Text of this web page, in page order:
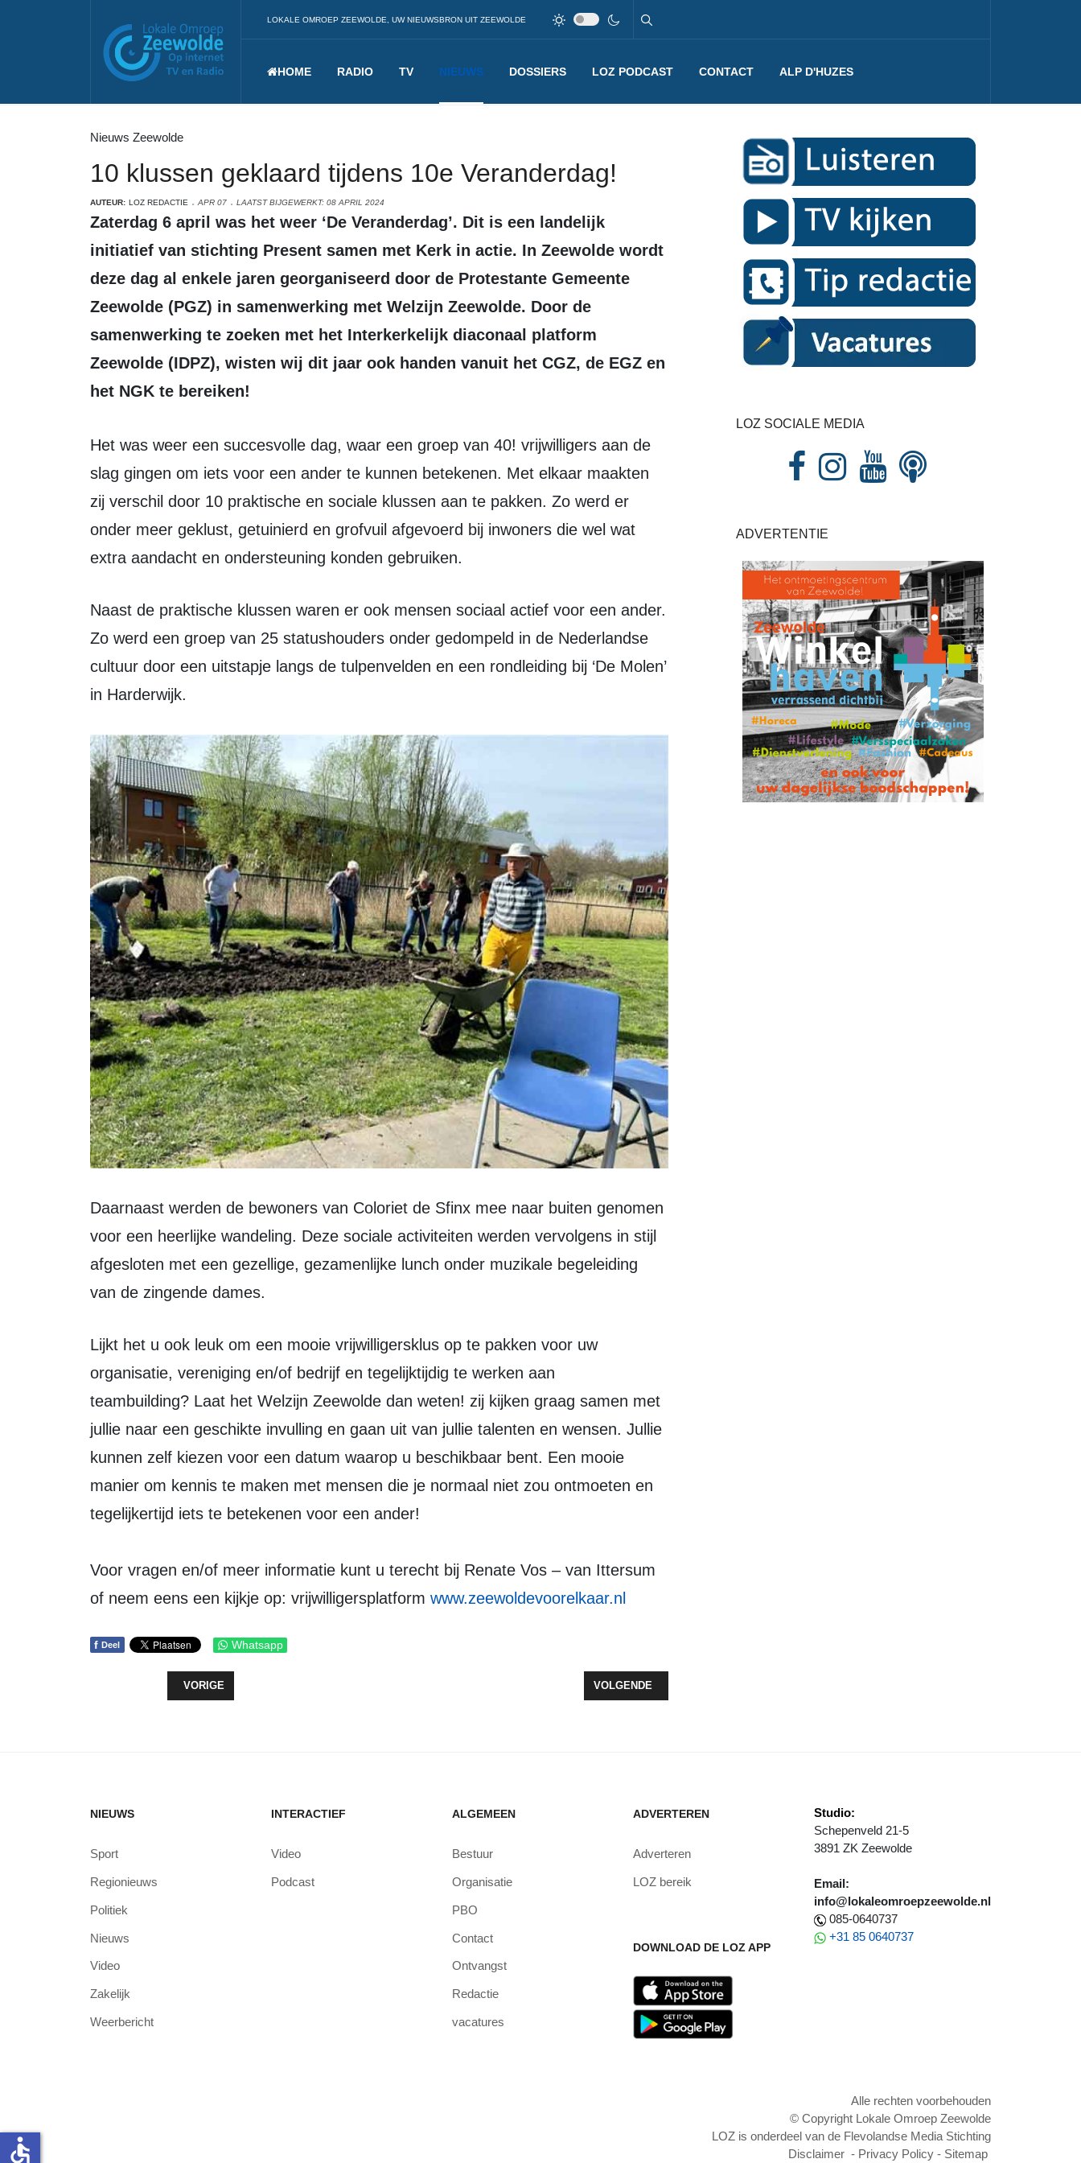
LOKALE OMROEP ZEEWOLDE, UW NIEUWSBRON UIT ZEEWOLDE
HOME RADIO TV NIEUWS DOSSIERS LOZ PODCAST CONTACT ALP D'HUZES
Nieuws Zeewolde
10 klussen geklaard tijdens 10e Veranderdag!
AUTEUR: LOZ REDACTIE APR 07 LAATST BIJGEWERKT: 08 APRIL 2024
Zaterdag 6 april was het weer ‘De Veranderdag’. Dit is een landelijk
initiatief van stichting Present samen met Kerk in actie. In Zeewolde wordt
deze dag al enkele jaren georganiseerd door de Protestante Gemeente
Zeewolde (PGZ) in samenwerking met Welzijn Zeewolde. Door de
samenwerking te zoeken met het Interkerkelijk diaconaal platform
Zeewolde (IDPZ), wisten wij dit jaar ook handen vanuit het CGZ, de EGZ en
het NGK te bereiken!
Het was weer een succesvolle dag, waar een groep van 40! vrijwilligers aan de
slag gingen om iets voor een ander te kunnen betekenen. Met elkaar maakten
zij verschil door 10 praktische en sociale klussen aan te pakken. Zo werd er
onder meer geklust, getuinierd en grofvuil afgevoerd bij inwoners die wel wat
extra aandacht en ondersteuning konden gebruiken.
Naast de praktische klussen waren er ook mensen sociaal actief voor een ander.
Zo werd een groep van 25 statushouders onder gedompeld in de Nederlandse
cultuur door een uitstapje langs de tulpenvelden en een rondleiding bij ‘De Molen’
in Harderwijk.
Daarnaast werden de bewoners van Coloriet de Sfinx mee naar buiten genomen
voor een heerlijke wandeling. Deze sociale activiteiten werden vervolgens in stijl
afgesloten met een gezellige, gezamenlijke lunch onder muzikale begeleiding
van de zingende dames.
Lijkt het u ook leuk om een mooie vrijwilligersklus op te pakken voor uw
organisatie, vereniging en/of bedrijf en tegelijktijdig te werken aan
teambuilding? Laat het Welzijn Zeewolde dan weten! zij kijken graag samen met
jullie naar een geschikte invulling en gaan uit van jullie talenten en wensen. Jullie
kunnen zelf kiezen voor een datum waarop u beschikbaar bent. Een mooie
manier om kennis te maken met mensen die je normaal niet zou ontmoeten en
tegelijkertijd iets te betekenen voor een ander!
Voor vragen en/of meer informatie kunt u terecht bij Renate Vos – van Ittersum
of neem eens een kijkje op: vrijwilligersplatform www.zeewoldevoorelkaar.nl
f Deel Whatsapp
VORIG ARTIKEL: EEN OUDERWETS KONINGSDAG PROGRAMMA, MET NIEUWE ELEMENTEN
VORIGE VOLGENDE ARTIKEL: TULPENCONCERT IN DE LUX VAN ZEEWOLDE LUIDT VOORJAAR IN
VOLGENDE
LOZ SOCIALE MEDIA
ADVERTENTIE
NIEUWS
Sport
Regionieuws
Politiek
Nieuws
Video
Zakelijk
Weerbericht
INTERACTIEF
Video
Podcast
ALGEMEEN
Bestuur
Organisatie
PBO
Contact
Ontvangst
Redactie
vacatures
ADVERTEREN
Adverteren
LOZ bereik
DOWNLOAD DE LOZ APP
Studio:
Schepenveld 21-5
3891 ZK Zeewolde
Email:
info@lokaleomroepzeewolde.nl
085-0640737
+31 85 0640737
Alle rechten voorbehouden
© Copyright Lokale Omroep Zeewolde
LOZ is onderdeel van de Flevolandse Media Stichting
Disclaimer - Privacy Policy - Sitemap
accessible